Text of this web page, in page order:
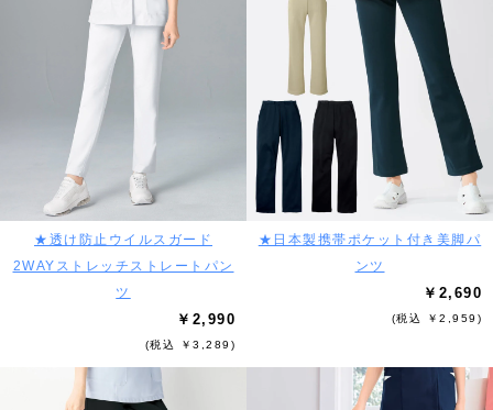
★透け防止ウイルスガード
2WAYストレッチストレートパン
ツ
￥2,990
(税込 ￥3,289)
★日本製携帯ポケット付き美脚パ
ンツ
￥2,690
(税込 ￥2,959)